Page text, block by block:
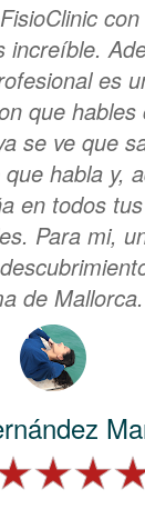
increíble.
es
que hables
se ve que
habla y,
en todos
Para mi,
de